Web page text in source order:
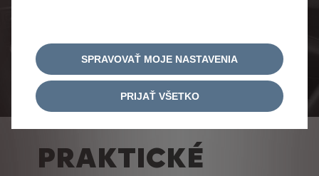
PRAKTICKÉ
SPRAVOVAŤ MOJE NASTAVENIA
PRIJAŤ VŠETKO